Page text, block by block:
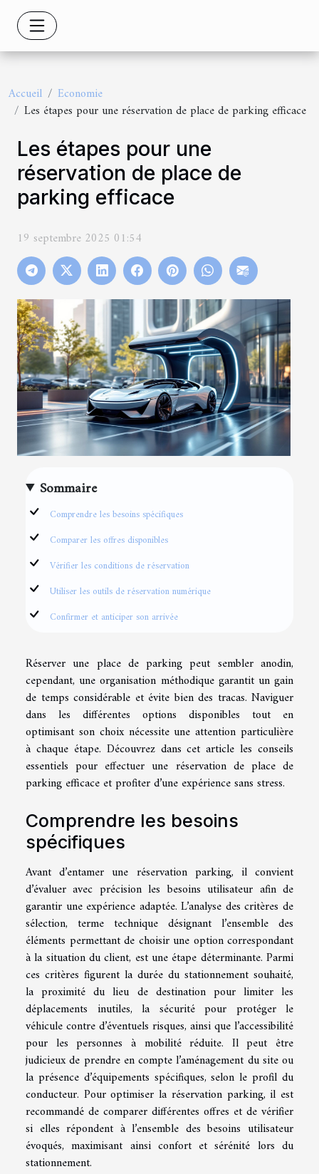
Accueil
Economie
Les étapes pour une réservation de place de parking efficace
Les étapes pour une
réservation de place de
parking efficace
19 septembre 2025 01:54
Sommaire
Comprendre les besoins spécifiques
Comparer les offres disponibles
Vérifier les conditions de réservation
Utiliser les outils de réservation numérique
Confirmer et anticiper son arrivée
Réserver une place de parking peut sembler anodin,
cependant, une organisation méthodique garantit un gain
de temps considérable et évite bien des tracas. Naviguer
dans les différentes options disponibles tout en
optimisant son choix nécessite une attention particulière
à chaque étape. Découvrez dans cet article les conseils
essentiels pour effectuer une réservation de place de
parking efficace et profiter d’une expérience sans stress.
Comprendre les besoins
spécifiques
Avant d’entamer une réservation parking, il convient
d’évaluer avec précision les besoins utilisateur afin de
garantir une expérience adaptée. L’analyse des critères de
sélection, terme technique désignant l’ensemble des
éléments permettant de choisir une option correspondant
à la situation du client, est une étape déterminante. Parmi
ces critères figurent la durée du stationnement souhaité,
la proximité du lieu de destination pour limiter les
déplacements inutiles, la sécurité pour protéger le
véhicule contre d’éventuels risques, ainsi que l’accessibilité
pour les personnes à mobilité réduite. Il peut être
judicieux de prendre en compte l’aménagement du site ou
la présence d’équipements spécifiques, selon le profil du
conducteur. Pour optimiser la réservation parking, il est
recommandé de comparer différentes offres et de vérifier
si elles répondent à l’ensemble des besoins utilisateur
évoqués, maximisant ainsi confort et sérénité lors du
stationnement.